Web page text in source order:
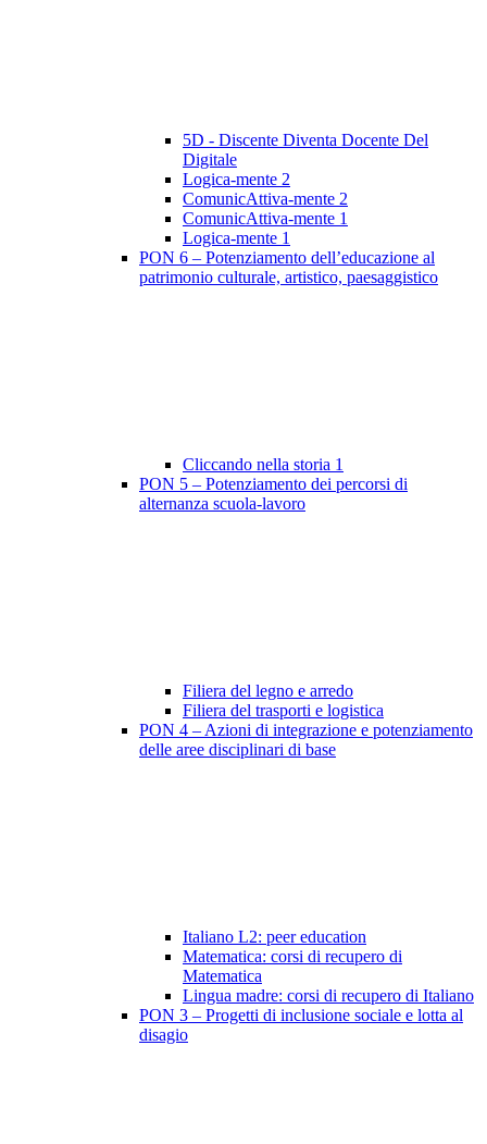
5D - Discente Diventa Docente Del
Digitale
Logica-mente 2
ComunicAttiva-mente 2
ComunicAttiva-mente 1
Logica-mente 1
PON 6 – Potenziamento dell’educazione al
patrimonio culturale, artistico, paesaggistico
Cliccando nella storia 1
PON 5 – Potenziamento dei percorsi di
alternanza scuola-lavoro
Filiera del legno e arredo
Filiera del trasporti e logistica
PON 4 – Azioni di integrazione e potenziamento
delle aree disciplinari di base
Italiano L2: peer education
Matematica: corsi di recupero di
Matematica
Lingua madre: corsi di recupero di Italiano
PON 3 – Progetti di inclusione sociale e lotta al
disagio